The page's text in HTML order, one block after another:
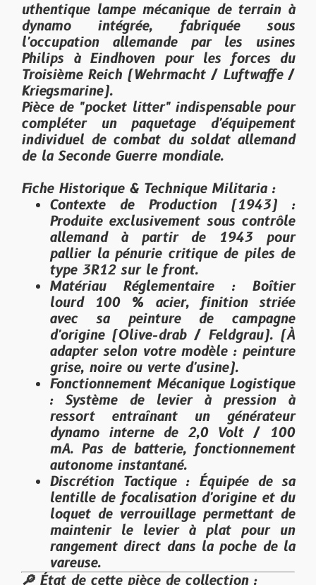
uthentique lampe mécanique de terrain à
dynamo intégrée, fabriquée sous
l'occupation allemande par les usines
Philips à Eindhoven pour les forces du
Troisième Reich (Wehrmacht / Luftwaffe /
Kriegsmarine).
Pièce de "pocket litter" indispensable pour
compléter un paquetage d'équipement
individuel de combat du soldat allemand
de la Seconde Guerre mondiale.
Fiche Historique & Technique Militaria :
Contexte de Production (1943) :
Produite exclusivement sous contrôle
allemand à partir de 1943 pour
pallier la pénurie critique de piles de
type 3R12 sur le front.
Matériau Réglementaire: Boîtier
lourd 100 % acier, finition striée
avec sa peinture de campagne
d'origine (Olive-drab / Feldgrau). (À
adapter selon votre modèle : peinture
grise, noire ou verte d'usine).
Fonctionnement Mécanique Logistique
: Système de levier à pression à
ressort entraînant un générateur
dynamo interne de 2,0 Volt / 100
mA. Pas de batterie, fonctionnement
autonome instantané.
Discrétion Tactique: Équipée de sa
lentille de focalisation d'origine et du
loquet de verrouillage permettant de
maintenir le levier à plat pour un
rangement direct dans la poche de la
vareuse.
🔎 État de cette pièce de collection :